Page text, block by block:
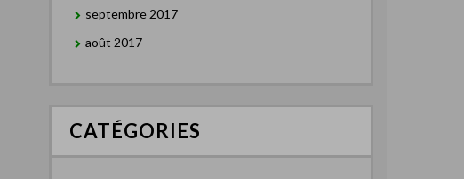
septembre 2017
août 2017
CATÉGORIES